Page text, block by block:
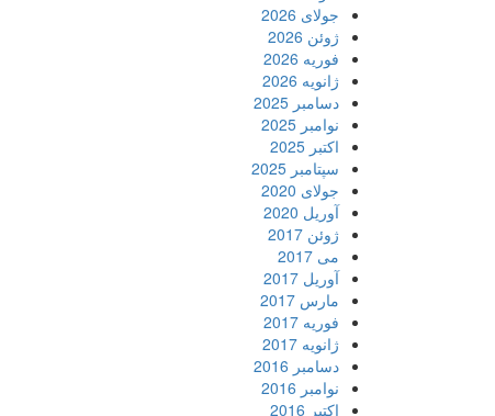
جولای 2026
ژوئن 2026
فوریه 2026
ژانویه 2026
دسامبر 2025
نوامبر 2025
اکتبر 2025
سپتامبر 2025
جولای 2020
آوریل 2020
ژوئن 2017
می 2017
آوریل 2017
مارس 2017
فوریه 2017
ژانویه 2017
دسامبر 2016
نوامبر 2016
اکتبر 2016